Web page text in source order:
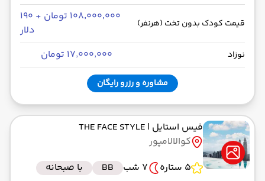
قیمت کودک بدون تخت (هرنفر)
۱۰۸٬۰۰۰٬۰۰۰ تومان + ۱۹۰
دلار
نوزاد ۱۷٬۰۰۰٬۰۰۰ تومان
مشاوره و رزرو رایگان
فیس استایل | THE FACE STYLE
کوالالامپور
5 ستاره
7 شب BB با صبحانه